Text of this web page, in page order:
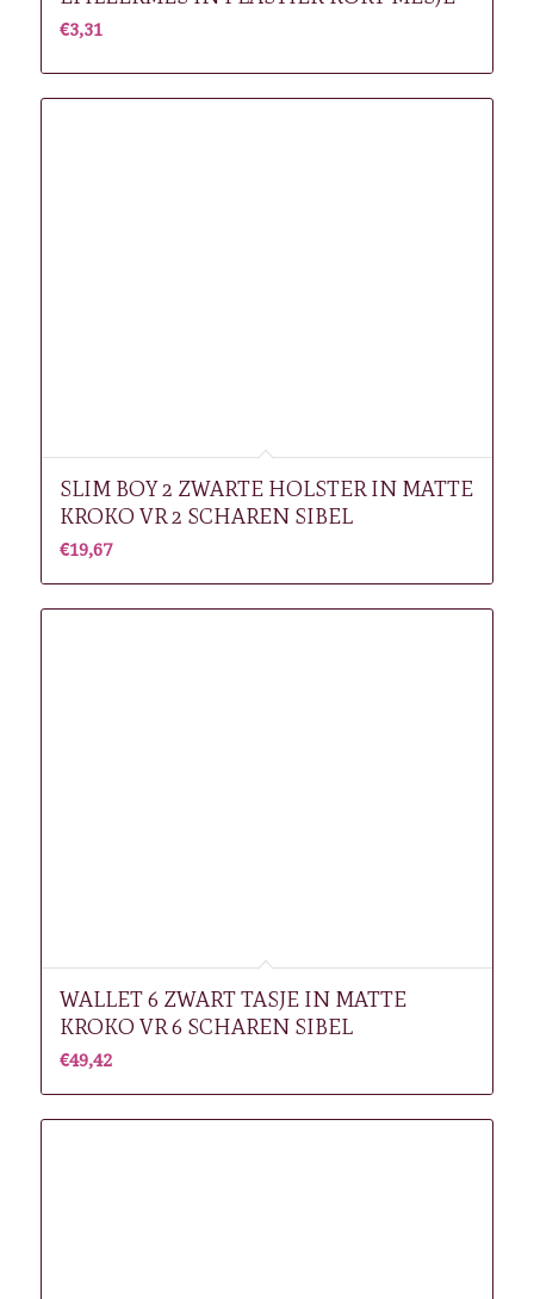
€3,31
SLIM BOY 2 ZWARTE HOLSTER IN MATTE
KROKO VR 2 SCHAREN SIBEL
€19,67
WALLET 6 ZWART TASJE IN MATTE
KROKO VR 6 SCHAREN SIBEL
€49,42